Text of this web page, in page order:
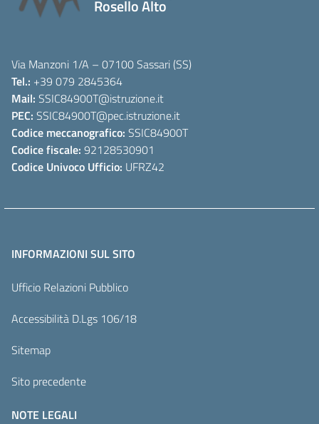
Rosello Alto
Via Manzoni 1/A – 07100 Sassari (SS)
Tel.: +39 079 2845364
Mail: SSIC84900T@istruzione.it
PEC: SSIC84900T@pec.istruzione.it
Codice meccanografico: SSIC84900T
Codice fiscale: 92128530901
Codice Univoco Ufficio: UFRZ42
INFORMAZIONI SUL SITO
Ufficio Relazioni Pubblico
Accessibilità D.Lgs 106/18
Sitemap
Sito precedente
NOTE LEGALI